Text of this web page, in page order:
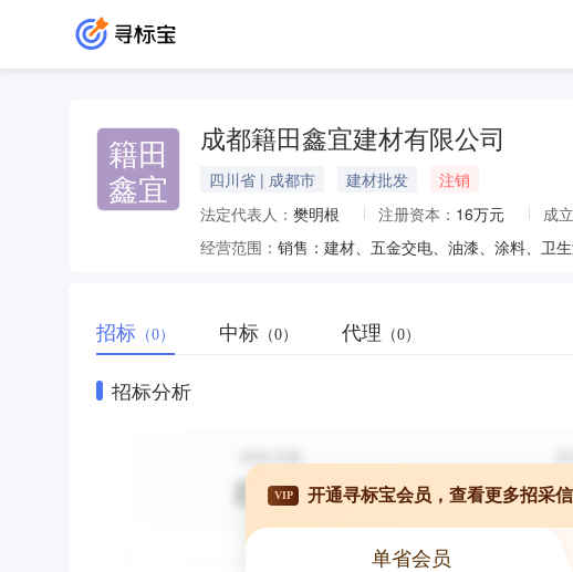
籍田
鑫宜
成都籍田鑫宜建材有限公司
四川省 | 成都市 建材批发
注销
法定代表人： 樊明根 注册资本： 16万元 成
经营范围： 销售：建材、五金交电、油漆、涂料、卫
招标 （0） 中标 （0） 代理 （0）
招标分析
VIP 开通寻标宝会员，查看更多招采
单省会员